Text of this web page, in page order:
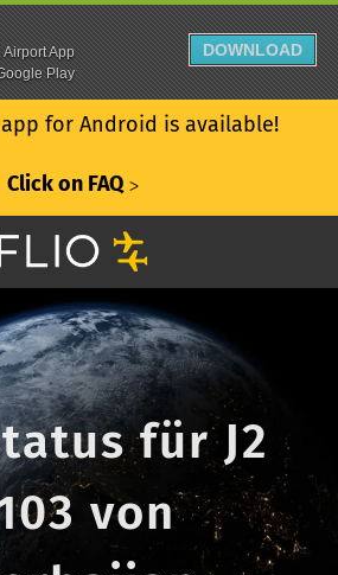
app for Android is available!
Click on FAQ ᐳ
für J2
von
App
Play
DOWNLOAD